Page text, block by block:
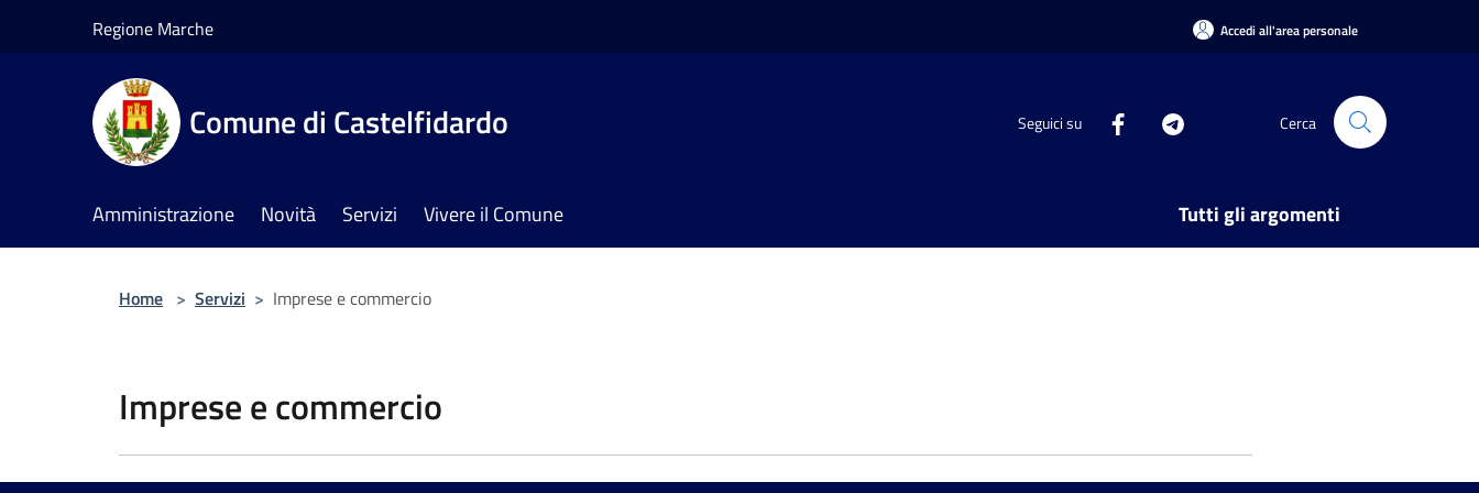
Regione Marche Accedi all'area personale
Comune di Castelfidardo Seguici su Cerca
Amministrazione Novità Servizi Vivere il Comune Tutti gli argomenti
Home > Servizi > Imprese e commercio
Imprese e commercio